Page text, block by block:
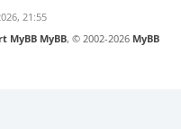
21:55
MyBB MyBB, © 2002-2026 MyBB